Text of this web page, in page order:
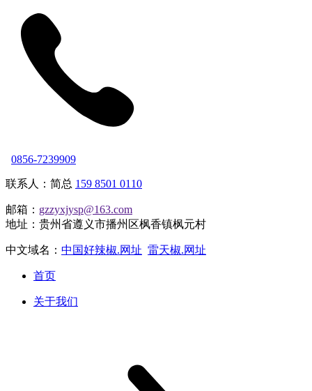
0856-7239909
联系人：简总 159 8501 0110
邮箱： gzzyxjysp@163.com
地址：贵州省遵义市播州区枫香镇枫元村
中文域名： 中国好辣椒.网址 雷天椒.网址
首页
关于我们